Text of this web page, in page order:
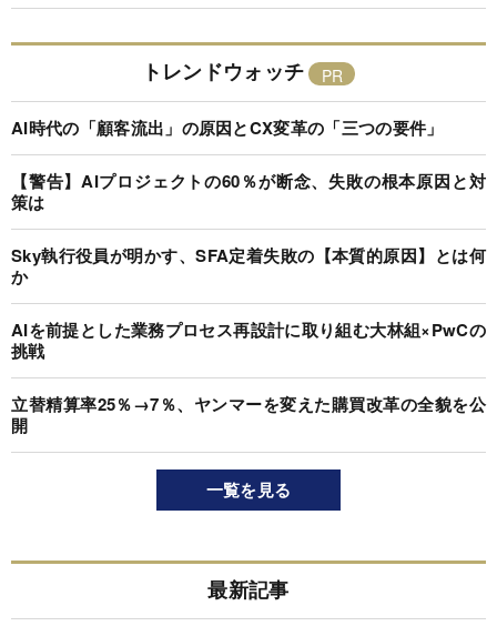
トレンドウォッチ
AI時代の「顧客流出」の原因とCX変革の「三つの要件」
【警告】AIプロジェクトの60％が断念、失敗の根本原因と対
策は
Sky執行役員が明かす、SFA定着失敗の【本質的原因】とは何
か
AIを前提とした業務プロセス再設計に取り組む大林組×PwCの
挑戦
立替精算率25％→7％、ヤンマーを変えた購買改革の全貌を公
開
一覧を見る
最新記事